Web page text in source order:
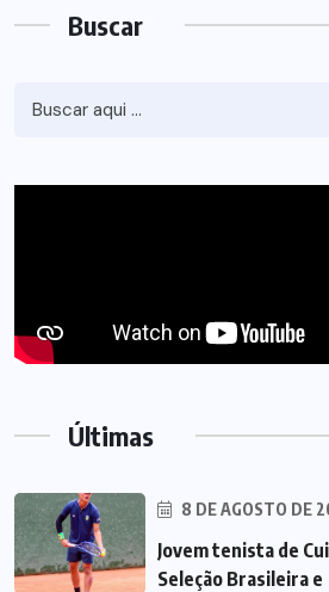
Buscar
Últimas
8 DE AGOSTO DE
Jovem tenista de
Seleção Brasileira e